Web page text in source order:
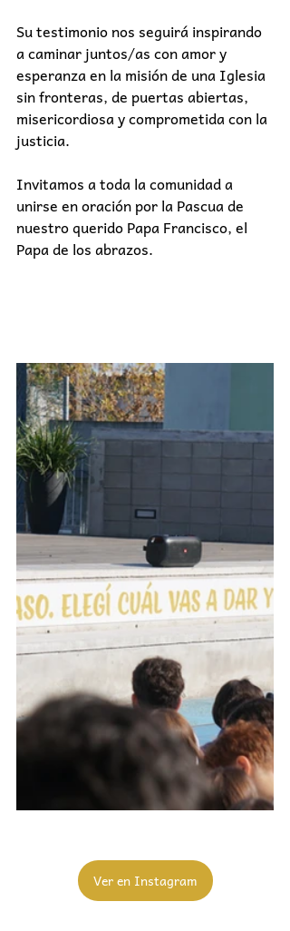
Su testimonio nos seguirá inspirando
a caminar juntos/as con amor y
esperanza en la misión de una Iglesia
sin fronteras, de puertas abiertas,
misericordiosa y comprometida con la
justicia.
Invitamos a toda la comunidad a
unirse en oración por la Pascua de
nuestro querido Papa Francisco, el
Papa de los abrazos.
Ver en Instagram